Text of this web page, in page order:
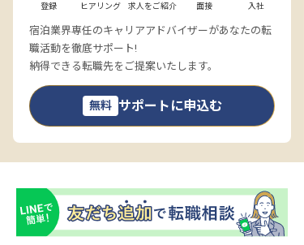
登録
ヒアリング
求人をご紹介
面接
入社
宿泊業界専任のキャリアアドバイザーがあなたの転
職活動を徹底サポート!
納得できる転職先をご提案いたします。
無料 サポートに申込む